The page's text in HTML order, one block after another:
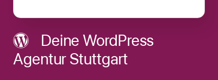
Deine WordPress
Agentur Stuttgart